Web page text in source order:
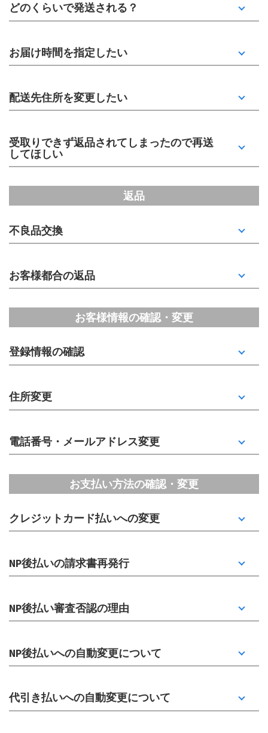
どのくらいで発送される？
お届け時間を指定したい
配送先住所を変更したい
受取りできず返品されてしまったので再送
してほしい
返品
不良品交換
お客様都合の返品
お客様情報の確認・変更
登録情報の確認
住所変更
電話番号・メールアドレス変更
お支払い方法の確認・変更
クレジットカード払いへの変更
NP後払いの請求書再発行
NP後払い審査否認の理由
NP後払いへの自動変更について
代引き払いへの自動変更について